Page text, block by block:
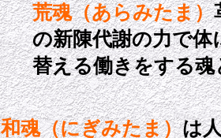
荒魂（あらみたま）
の新陳代謝の力で
替える働きをする
和魂（にぎみたま）は